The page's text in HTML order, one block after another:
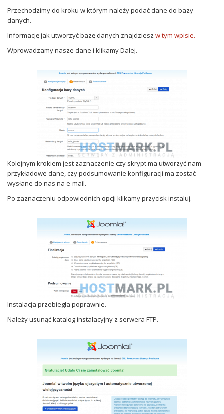
Przechodzimy do kroku w którym należy podać dane do bazy
danych.
Informację jak utworzyć bazę danych znajdziesz w tym wpisie.
Wprowadzamy nasze dane i klikamy Dalej.
Kolejnym krokiem jest zaznaczenie czy skrypt ma utworzyć nam
przykładowe dane, czy podsumowanie konfiguracji ma zostać
wysłane do nas na e-mail.
Po zaznaczeniu odpowiednich opcji klikamy przycisk instaluj.
Instalacja przebiegła poprawnie.
Należy usunąć katalog instalacyjny z serwera FTP.